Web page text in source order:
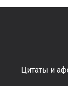
Цитаты и